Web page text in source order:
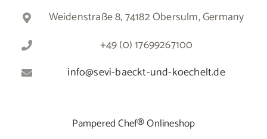
Weidenstraße 8, 74182 Obersulm, Germany
+49 (0) 17699267100
info@sevi-baeckt-und-koechelt.de
Pampered Chef® Onlineshop